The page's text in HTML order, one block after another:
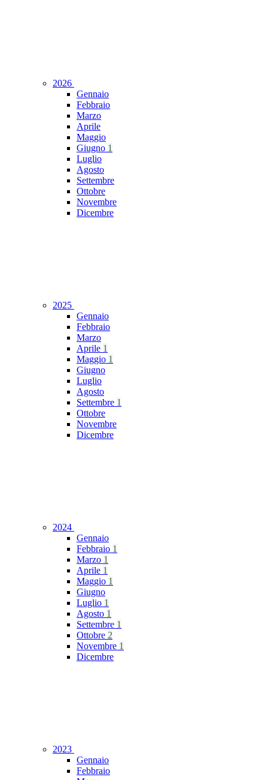
2026
Gennaio
Febbraio
Marzo
Aprile
Maggio
Giugno 1
Luglio
Agosto
Settembre
Ottobre
Novembre
Dicembre
2025
Gennaio
Febbraio
Marzo
Aprile 1
Maggio 1
Giugno
Luglio
Agosto
Settembre 1
Ottobre
Novembre
Dicembre
2024
Gennaio
Febbraio 1
Marzo 1
Aprile 1
Maggio 1
Giugno
Luglio 1
Agosto 1
Settembre 1
Ottobre 2
Novembre 1
Dicembre
2023
Gennaio
Febbraio